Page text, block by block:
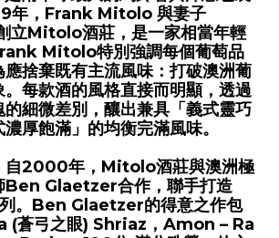
年， Frank Mitolo 與妻子
立Mitolo酒莊，是一家相當年輕
Mitolo特別強調每個葡萄品
捨棄既有主流風味：打破澳洲葡
每款酒的風格直接而明顯，透過
細微差別，釀出兼具「義式靈巧
厚飽滿」的均衡完滿風味。
自2000年， Mitolo酒莊與澳洲極
Ben Glaetzer合作，聯手打造
。 Ben Glaetzer的得意之作包
(蒼弓之眼) Shriaz， Amon – Ra